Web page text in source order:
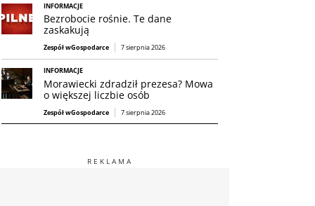
INFORMACJE
Bezrobocie rośnie. Te dane
zaskakują
Zespół wGospodarce 7 sierpnia 2026
INFORMACJE
Morawiecki zdradził prezesa? Mowa
o większej liczbie osób
Zespół wGospodarce 7 sierpnia 2026